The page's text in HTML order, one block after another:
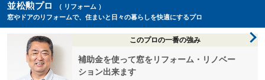
並松勲プロ
（ リフォーム ）
窓やドアのリフォームで、住まいと日々の暮らしを快適にするプロ
このプロの一番の強み
補助金を使って窓をリフォーム・リノベー
ション出来ます